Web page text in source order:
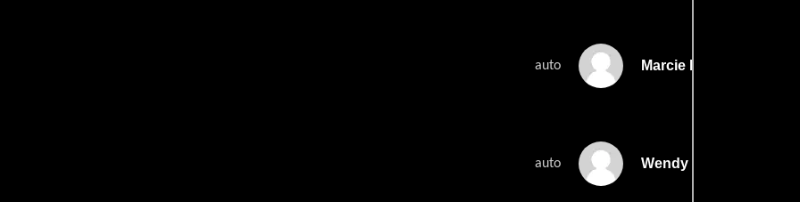
auto Marcie Bolen
auto Wendy Case